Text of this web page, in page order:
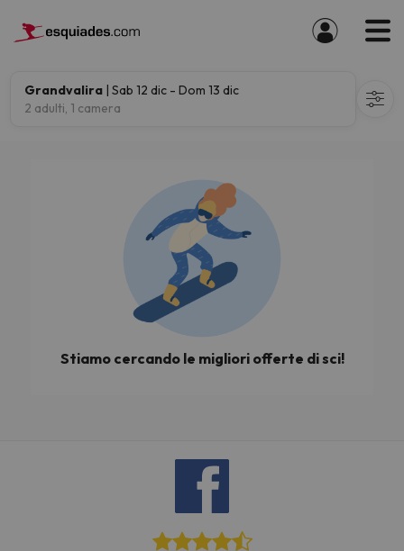
Grandvalira | Sab 12 dic - Dom 13 dic
2 adulti, 1 camera
Stiamo cercando le migliori offerte di sci!